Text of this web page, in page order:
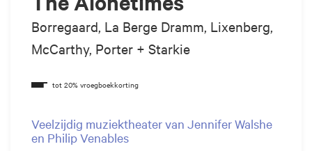
Borregaard, La Berge Dramm, Lixenberg,
McCarthy, Porter + Starkie
Veelzijdig muziektheater van Jennifer Walshe
en Philip Venables